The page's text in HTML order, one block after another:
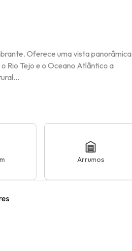
Oferece uma vista panorâmica
Rio Tejo e o Oceano Atlântico a
Arrumos